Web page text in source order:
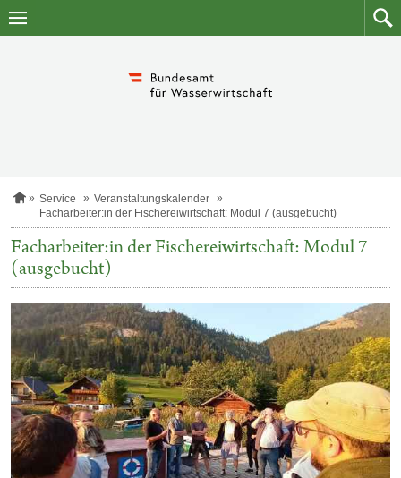
Zum
Zum
S
a
r
t
s
t
e
Service
Veranstaltungskalender
Facharbeiter:in der Fischereiwirtschaft: Modul 7 (ausgebucht)
Facharbeiter:in der Fischereiwirtschaft: Modul 7
(ausgebucht)